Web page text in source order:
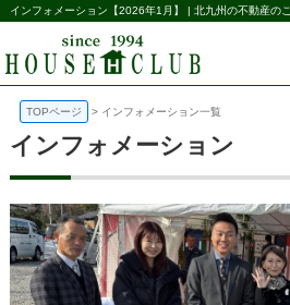
インフォメーション【2026年1月】 | 北九州の不動産の
TOPページ インフォメーション一覧
インフォメーション